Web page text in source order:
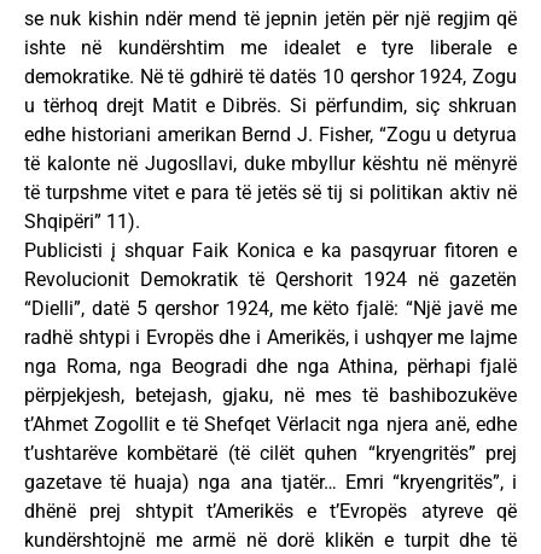
se nuk kishin ndër mend të jepnin jetën për një regjim që
ishte në kundërshtim me idealet e tyre liberale e
demokratike. Në të gdhirë të datës 10 qershor 1924, Zogu
u tërhoq drejt Matit e Dibrës. Si përfundim, siç shkruan
edhe historiani amerikan Bernd J. Fisher, “Zogu u detyrua
të kalonte në Jugosllavi, duke mbyllur kështu në mënyrë
të turpshme vitet e para të jetës së tij si politikan aktiv në
Shqipëri” 11).
Publicisti į shquar Faik Konica e ka pasqyruar fitoren e
Revolucionit Demokratik të Qershorit 1924 në gazetën
“Dielli”, datë 5 qershor 1924, me këto fjalë: “Një javë me
radhë shtypi i Evropës dhe i Amerikës, i ushqyer me lajme
nga Roma, nga Beogradi dhe nga Athina, përhapi fjalë
përpjekjesh, betejash, gjaku, në mes të bashibozukëve
t’Ahmet Zogollit e të Shefqet Vërlacit nga njera anë, edhe
t’ushtarëve kombëtarë (të cilët quhen “kryengritës” prej
gazetave të huaja) nga ana tjatër… Emri “kryengritës”, i
dhënë prej shtypit t’Amerikës e t’Evropës atyreve që
kundërshtojnë me armë në dorë klikën e turpit dhe të